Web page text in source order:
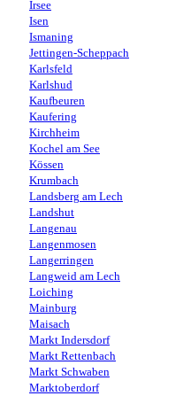
Irsee
Isen
Ismaning
Jettingen-Scheppach
Karlsfeld
Karlshud
Kaufbeuren
Kaufering
Kirchheim
Kochel am See
Kössen
Krumbach
Landsberg am Lech
Landshut
Langenau
Langenmosen
Langerringen
Langweid am Lech
Loiching
Mainburg
Maisach
Markt Indersdorf
Markt Rettenbach
Markt Schwaben
Marktoberdorf